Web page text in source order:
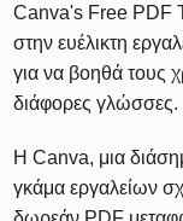
Canva's Free PDF
στην ευέλικτη
για να βοηθά τους
διάφορες γλώσσες.
Η Canva, μια
γκάμα εργαλείων